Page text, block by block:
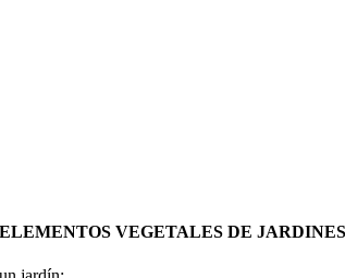
VEGETALES DE